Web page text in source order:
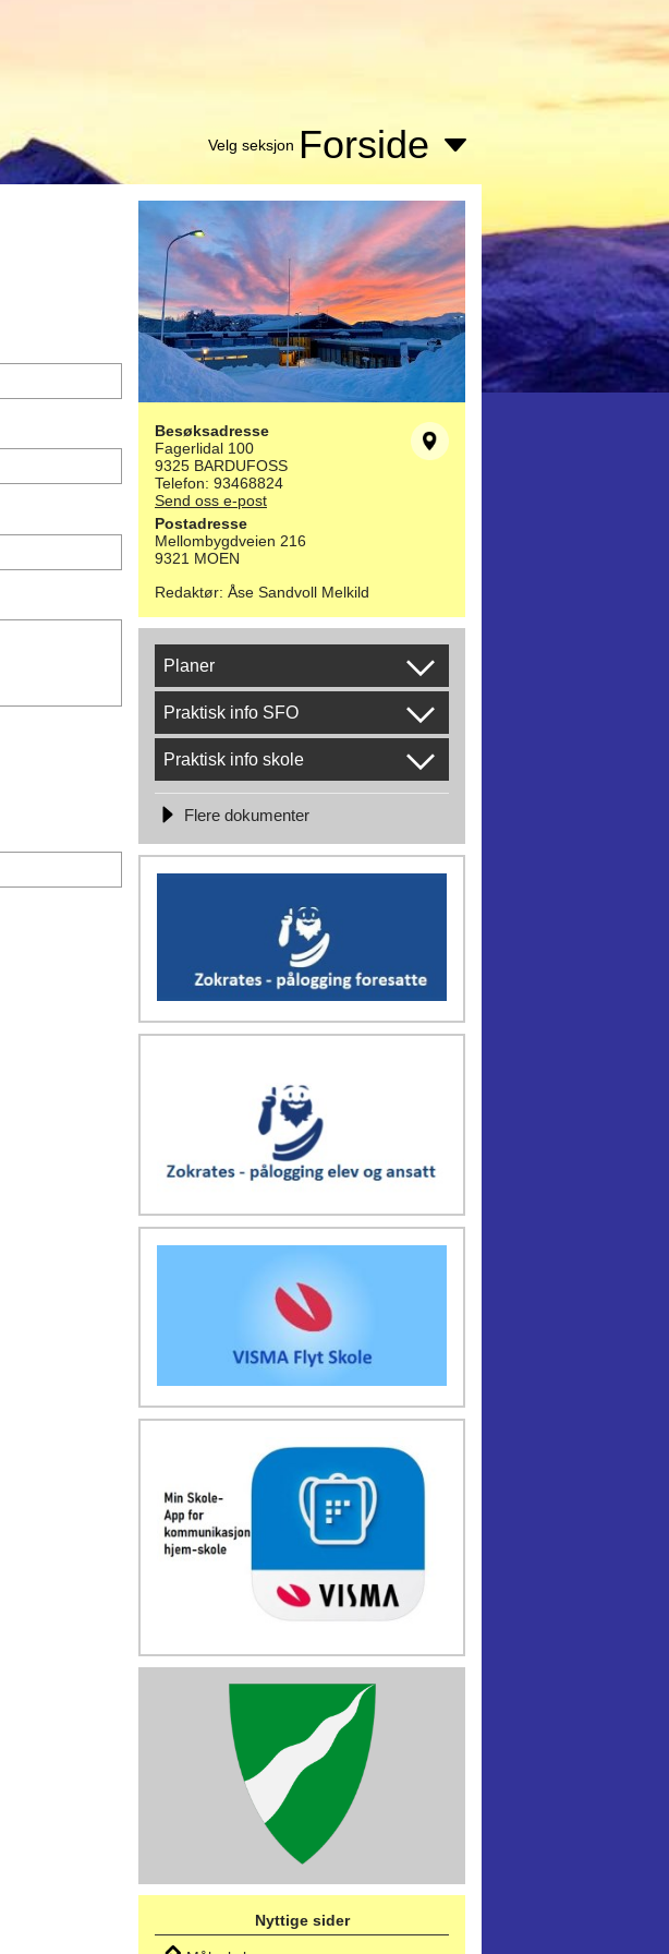
Velg seksjon Forside
Besøksadresse
Fagerlidal 100
9325 BARDUFOSS
Telefon: 93468824
Send oss e-post
Postadresse
Mellombygdveien 216
9321 MOEN
Redaktør: Åse Sandvoll Melkild
Planer
Praktisk info SFO
Praktisk info skole
Flere dokumenter
Nyttige sider